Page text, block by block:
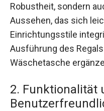
Robustheit, sondern
Aussehen, das sich
Einrichtungsstile
Ausführung des
Wäschetasche
2. Funktionalität